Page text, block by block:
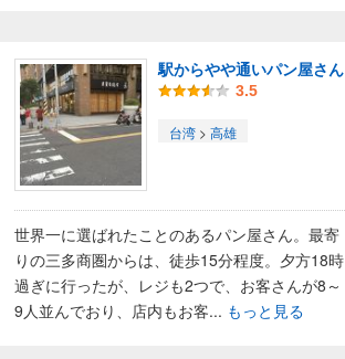
駅からやや通いパン屋さん
3.5
台湾 > 高雄
世界一に選ばれたことのあるパン屋さん。最寄
りの三多商圏からは、徒歩15分程度。夕方18時
過ぎに行ったが、レジも2つで、お客さんが8～
9人並んでおり、店内もお客... もっと見る